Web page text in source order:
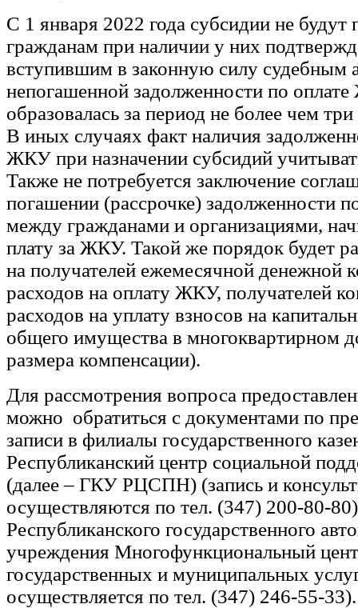
С 1 января 2022 года субсидии не будут
гражданам при наличии у них
вступившим в законную силу судебным
непогашенной задолженности по
образовалась за период не более чем
В иных случаях факт наличия
ЖКУ при назначении субсидий
Также не потребуется заключение
погашении (рассрочке) задолженности
между гражданами и организациями,
плату за ЖКУ. Такой же порядок будет
на получателей ежемесячной денежной
расходов на оплату ЖКУ, получателей
расходов на уплату взносов на
общего имущества в многоквартирном
размера компенсации).
Для рассмотрения вопроса
можно обратиться с документами по
записи в филиалы государственного
Республиканский центр социальной
(далее – ГКУ РЦСПН) (запись и
осуществляются по тел. (347) 200-80-
Республиканского государственного
учреждения Многофункциональный
государственных и муниципальных
осуществляется по тел. (347) 246-55-33).